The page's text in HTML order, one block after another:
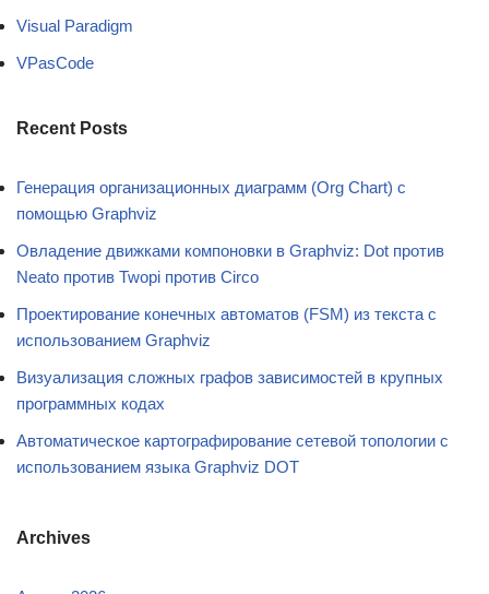
Visual Paradigm
VPasCode
Recent Posts
Генерация организационных диаграмм (Org Chart) с
помощью Graphviz
Овладение движками компоновки в Graphviz: Dot против
Neato против Twopi против Circo
Проектирование конечных автоматов (FSM) из текста с
использованием Graphviz
Визуализация сложных графов зависимостей в крупных
программных кодах
Автоматическое картографирование сетевой топологии с
использованием языка Graphviz DOT
Archives